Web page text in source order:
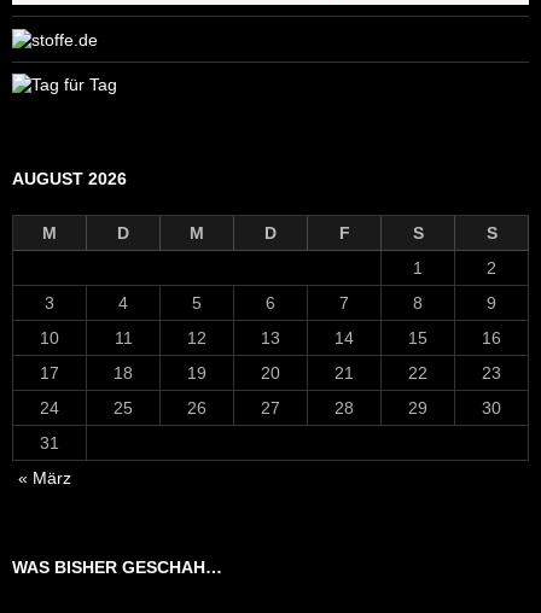
AUGUST 2026
M D M D F S
S
1
2
3
4 5 6 7 8
9
10
11 12 13 14 15
16
17
18 19 20 21 22
23
24
25 26 27 28 29
30
31
« März
WAS BISHER GESCHAH…